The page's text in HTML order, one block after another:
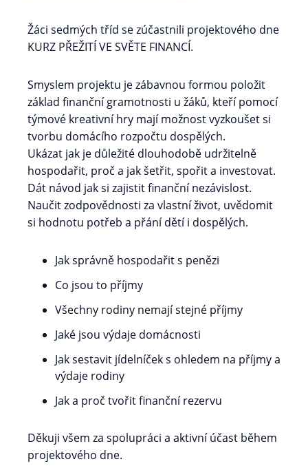
Žáci sedmých tříd se zúčastnili projektového dne
KURZ PŘEŽITÍ VE SVĚTE FINANCÍ.
Smyslem projektu je zábavnou formou položit
základ finanční gramotnosti u žáků, kteří pomocí
týmové kreativní hry mají možnost vyzkoušet si
tvorbu domácího rozpočtu dospělých.
Ukázat jak je důležité dlouhodobě udržitelně
hospodařit, proč a jak šetřit, spořit a investovat.
Dát návod jak si zajistit finanční nezávislost.
Naučit zodpovědnosti za vlastní život, uvědomit
si hodnotu potřeb a přání dětí i dospělých.
Jak správně hospodařit s penězi
Co jsou to příjmy
Všechny rodiny nemají stejné příjmy
Jaké jsou výdaje domácnosti
Jak sestavit jídelníček s ohledem na příjmy a
výdaje rodiny
Jak a proč tvořit finanční rezervu
Děkuji všem za spolupráci a aktivní účast během
projektového dne.